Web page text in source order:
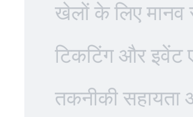
खेलों के लिए मानव
टिकटिंग और इवेंट
तकनीकी